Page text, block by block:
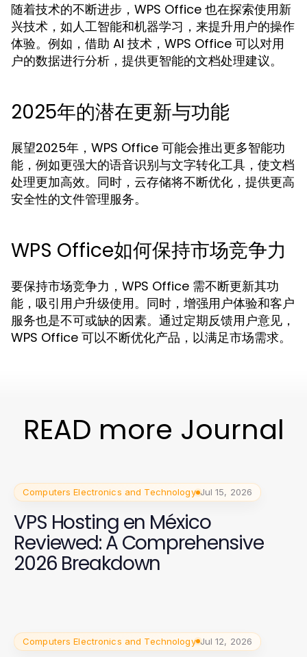
随着技术的不断进步，WPS Office 也在探索使用新
兴技术，如人工智能和机器学习，来提升用户的操作
体验。例如，借助 AI 技术，WPS Office 可以对用
户的数据进行分析，提供更智能的文档处理建议。
2025年的潜在更新与功能
展望2025年，WPS Office 可能会推出更多智能功
能，例如更强大的语音识别与文字转化工具，使文档
处理更加高效。同时，云存储将不断优化，提供更高
安全性的文件管理服务。
WPS Office如何保持市场竞争力
要保持市场竞争力，WPS Office 需不断更新其功
能，吸引用户升级使用。同时，增强用户体验和客户
服务也是不可或缺的因素。通过定期反馈用户意见，
WPS Office 可以不断优化产品，以满足市场需求。
READ more Journal
Computers Electronics and Technology Jul 15, 2026
VPS Hosting en México
Reviewed: A Comprehensive
2026 Breakdown
Computers Electronics and Technology Jul 12, 2026